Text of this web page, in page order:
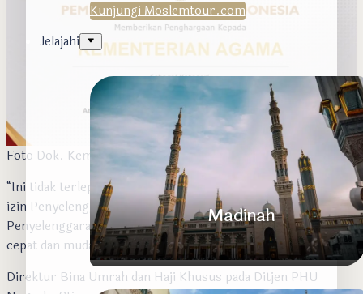
Kunjungi Moslemtour.com
Jelajahi
Madinah
Foto Dok. Kemenag
“Ini tidak terlepas dari transformasi pada proses pengurusan
izin Penyelenggara Perjalanan Ibadah Umrah (PPIU) dan
Penyelenggara Ibadah Haji Khusus (PIHK) yang semakin
cepat dan mudah,” sambungnya.
Direktur Bina Umrah dan Haji Khusus pada Ditjen PHU